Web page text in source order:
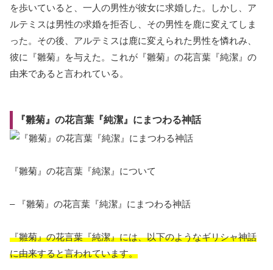
を歩いていると、一人の男性が彼女に求婚した。しかし、ア
ルテミスは男性の求婚を拒否し、その男性を鹿に変えてしま
った。その後、アルテミスは鹿に変えられた男性を憐れみ、
彼に『雛菊』を与えた。これが『雛菊』の花言葉『純潔』の
由来であると言われている。
『雛菊』の花言葉『純潔』にまつわる神話
『雛菊』の花言葉『純潔』について
– 『雛菊』の花言葉『純潔』にまつわる神話
『雛菊』の花言葉『純潔』には、以下のようなギリシャ神話
に由来すると言われています。